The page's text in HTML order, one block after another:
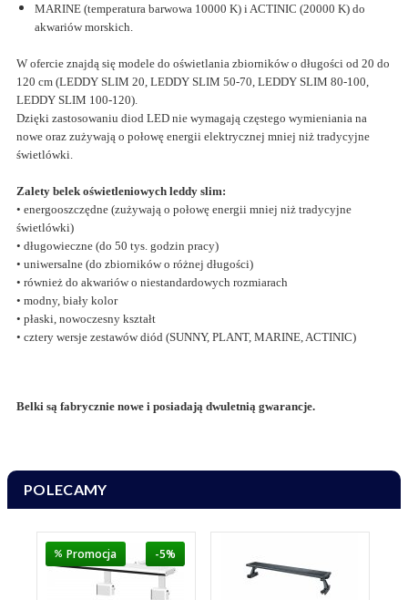
MARINE (temperatura barwowa 10000 K) i ACTINIC (20000 K) do
akwariów morskich.
W ofercie znajdą się modele do oświetlania zbiorników o długości od 20 do
120 cm (LEDDY SLIM 20, LEDDY SLIM 50-70, LEDDY SLIM 80-100,
LEDDY SLIM 100-120).
Dzięki zastosowaniu diod LED nie wymagają częstego wymieniania na
nowe oraz zużywają o połowę energii elektrycznej mniej niż tradycyjne
świetlówki.
Zalety belek oświetleniowych leddy slim:
• energooszczędne (zużywają o połowę energii mniej niż tradycyjne
świetlówki)
• długowieczne (do 50 tys. godzin pracy)
• uniwersalne (do zbiorników o różnej długości)
• również do akwariów o niestandardowych rozmiarach
• modny, biały kolor
• płaski, nowoczesny kształt
• cztery wersje zestawów diód (SUNNY, PLANT, MARINE, ACTINIC)
Belki są fabrycznie nowe i posiadają dwuletnią gwarancje.
POLECAMY
Promocja -5%